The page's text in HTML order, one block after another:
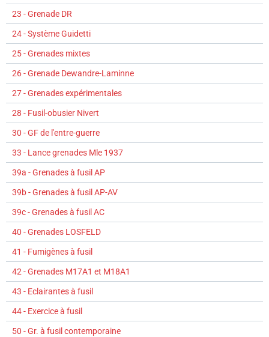
23 - Grenade DR
24 - Système Guidetti
25 - Grenades mixtes
26 - Grenade Dewandre-Laminne
27 - Grenades expérimentales
28 - Fusil-obusier Nivert
30 - GF de l'entre-guerre
33 - Lance grenades Mle 1937
39a - Grenades à fusil AP
39b - Grenades à fusil AP-AV
39c - Grenades à fusil AC
40 - Grenades LOSFELD
41 - Fumigènes à fusil
42 - Grenades M17A1 et M18A1
43 - Eclairantes à fusil
44 - Exercice à fusil
50 - Gr. à fusil contemporaine